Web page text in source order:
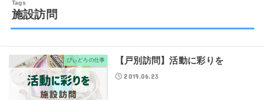
施設訪問
びぃどろの仕事 【戸別訪問】活動に彩りを
2019.06.23